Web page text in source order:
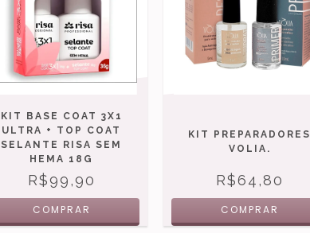
KIT BASE COAT 3X1
ULTRA + TOP COAT
SELANTE RISA SEM
HEMA 18G
R$99,90
KIT PREPARADORES
VOLIA.
R$64,80